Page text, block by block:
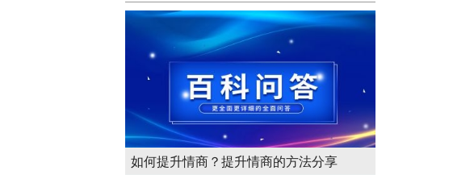
如何提升情商？提升情商的方法分享